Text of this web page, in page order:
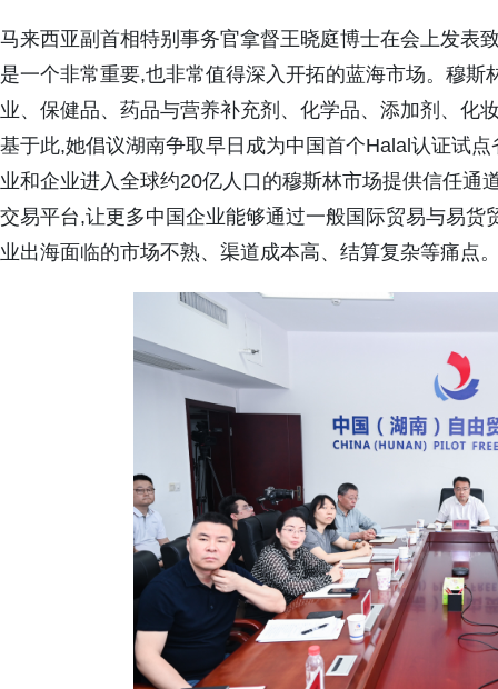
马来西亚副首相特别事务官拿督王晓庭博士在会上发表
是一个非常重要,也非常值得深入开拓的蓝海市场。穆
业、保健品、药品与营养补充剂、化学品、添加剂、化
基于此,她倡议湖南争取早日成为中国首个Halal认证试
业和企业进入全球约20亿人口的穆斯林市场提供信任通
交易平台,让更多中国企业能够通过一般国际贸易与易
业出海面临的市场不熟、渠道成本高、结算复杂等痛点